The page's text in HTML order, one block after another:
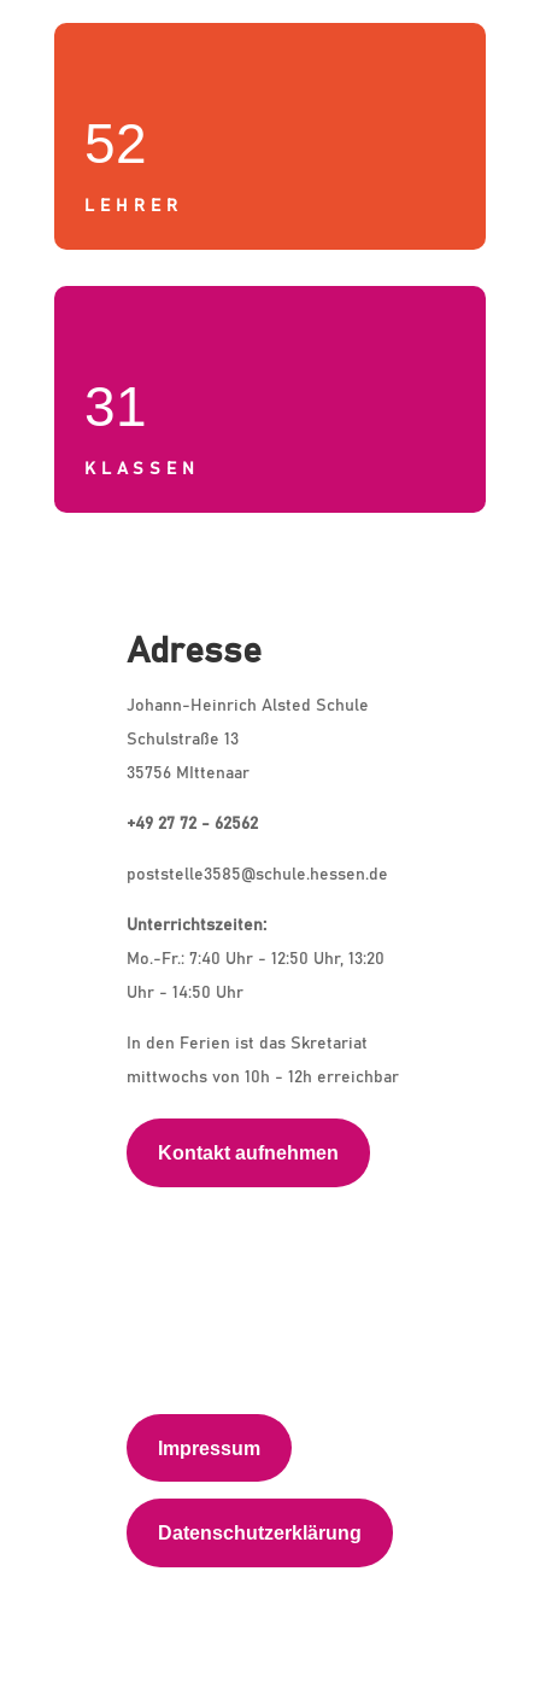
52
LEHRER
31
KLASSEN
Adresse
Johann-Heinrich Alsted Schule
Schulstraße 13
35756 MIttenaar
+49 27 72 - 62562
poststelle3585@schule.hessen.de
Unterrichtszeiten:
Mo.-Fr.: 7:40 Uhr - 12:50 Uhr, 13:20
Uhr - 14:50 Uhr
In den Ferien ist das Skretariat
mittwochs von 10h - 12h erreichbar
Kontakt aufnehmen
Impressum
Datenschutzerklärung